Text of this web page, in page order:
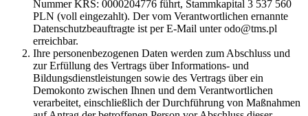
Nummer KRS: 0000204776 führt, Stammkapital 3 537 560
PLN (voll eingezahlt). Der vom Verantwortlichen ernannte
Datenschutzbeauftragte ist per E-Mail unter odo@tms.pl
erreichbar.
Ihre personenbezogenen Daten werden zum Abschluss und
zur Erfüllung des Vertrags über Informations- und
Bildungsdienstleistungen sowie des Vertrags über ein
Demokonto zwischen Ihnen und dem Verantwortlichen
verarbeitet, einschließlich der Durchführung von Maßnahmen